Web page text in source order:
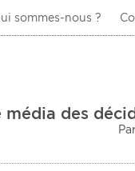
sommes-nous ?
média des